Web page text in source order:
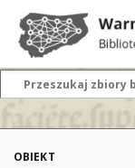
OBIEKT